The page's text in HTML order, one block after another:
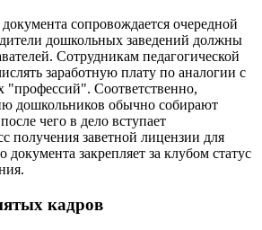
сопровождается очередной
дошкольных заведений должны
Сотрудникам педагогической
заработную плату по аналогии с
"профессий". Соответственно,
дошкольников обычно собирают
чего в дело вступает
получения заветной лицензии для
документа закрепляет за клубом статус
кадров